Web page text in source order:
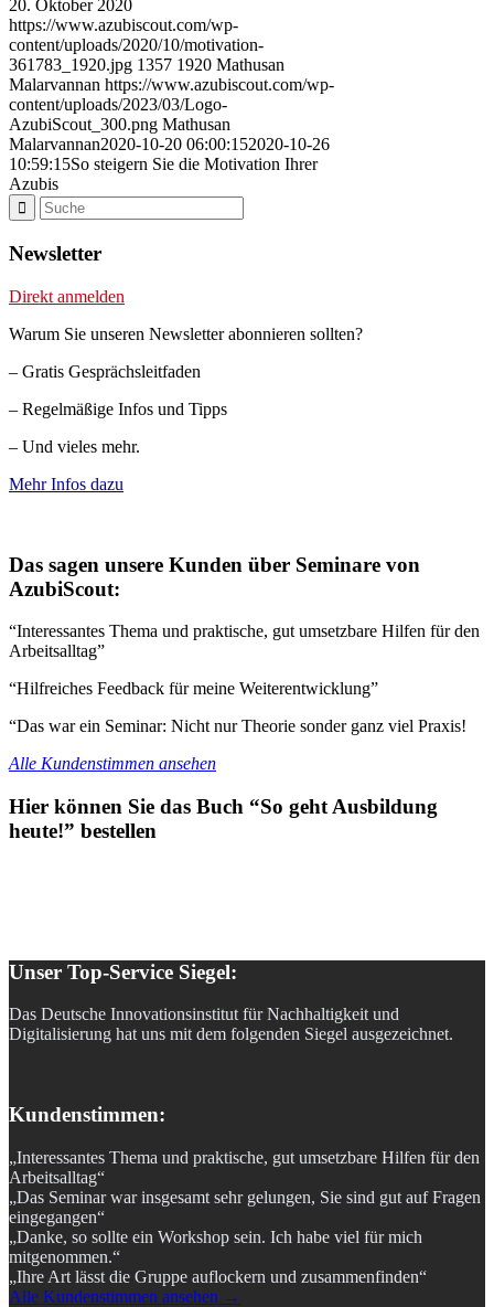
20. Oktober 2020
https://www.azubiscout.com/wp-
content/uploads/2020/10/motivation-
361783_1920.jpg 1357 1920 Mathusan
Malarvannan https://www.azubiscout.com/wp-
content/uploads/2023/03/Logo-
AzubiScout_300.png Mathusan
Malarvannan2020-10-20 06:00:152020-10-26
10:59:15So steigern Sie die Motivation Ihrer
Azubis
Newsletter
Direkt anmelden
Warum Sie unseren Newsletter abonnieren sollten?
– Gratis Gesprächsleitfaden
– Regelmäßige Infos und Tipps
– Und vieles mehr.
Mehr Infos dazu
Das sagen unsere Kunden über Seminare von
AzubiScout:
“Interessantes Thema und praktische, gut umsetzbare Hilfen für den
Arbeitsalltag”
“Hilfreiches Feedback für meine Weiterentwicklung”
“Das war ein Seminar: Nicht nur Theorie sonder ganz viel Praxis!
Alle Kundenstimmen ansehen
Hier können Sie das Buch “So geht Ausbildung
heute!” bestellen
Unser Top-Service Siegel:
Das Deutsche Innovationsinstitut für Nachhaltigkeit und
Digitalisierung hat uns mit dem folgenden Siegel ausgezeichnet.
Kundenstimmen:
„Interessantes Thema und praktische, gut umsetzbare Hilfen für den
Arbeitsalltag“
„Das Seminar war insgesamt sehr gelungen, Sie sind gut auf Fragen
eingegangen“
„Danke, so sollte ein Workshop sein. Ich habe viel für mich
mitgenommen.“
„Ihre Art lässt die Gruppe auflockern und zusammenfinden“
Alle Kundenstimmen ansehen →